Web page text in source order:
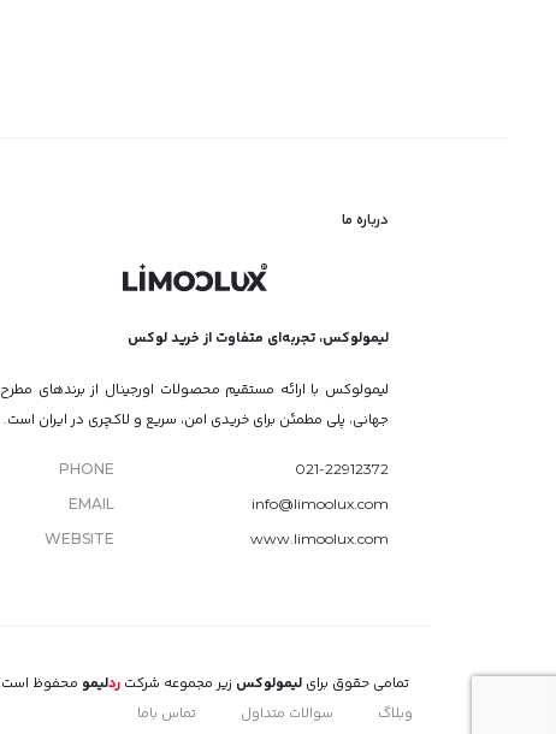
درباره ما
لیمولوکس، تجربه‌ای متفاوت از خرید لوکس
لیمولوکس با ارائه مستقیم محصولات اورجینال از برندهای مطرح
جهانی، پلی مطمئن برای خریدی امن، سریع و لاکچری در ایران است.
PHONE
021-22912372
EMAIL
info@limoolux.com
WEBSITE
www.limoolux.com
تمامی حقوق برای لیمولوکس زیر مجموعه شرکت ردلیمو محفوظ است.
وبلاگ
سوالات متداول تماس باما